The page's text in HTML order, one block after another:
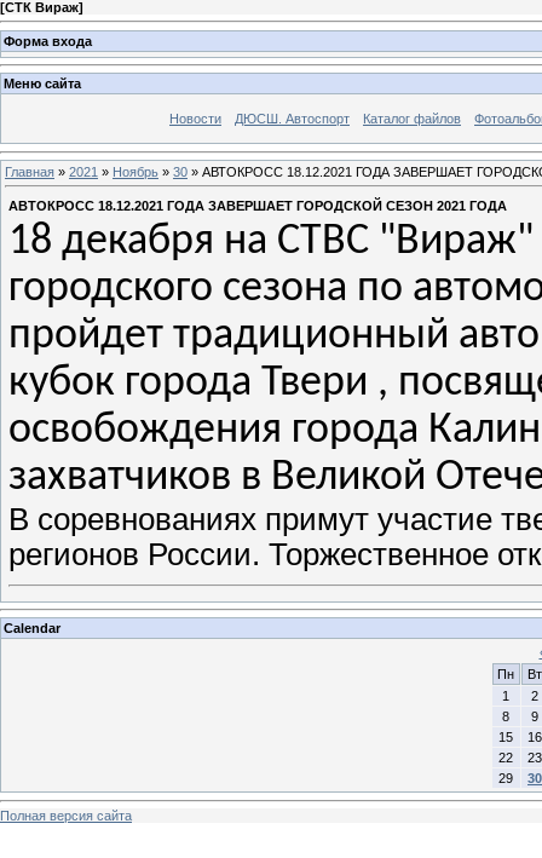
[СТК Вираж]
Форма входа
Меню сайта
Новости ДЮСШ. Автоспорт Каталог файлов
Главная » 2021 » Ноябрь » 30 » АВТОКРОСС 18.12.2021 ГОДА ЗАВЕРШАЕТ
АВТОКРОСС 18.12.2021 ГОДА ЗАВЕРШАЕТ ГОРОДСКОЙ СЕЗОН 2021 ГОДА
18 декабря на СТВС "Вираж"
городского сезона по
пройдет традиционный
кубок города Твери ,
освобождения города
захватчиков в Великой
В соревнованиях примут участие
регионов России. Торжественное
Calendar
Пн
Вт
1
2
8
9
15
16
22
23
29
30
Полная версия сайта